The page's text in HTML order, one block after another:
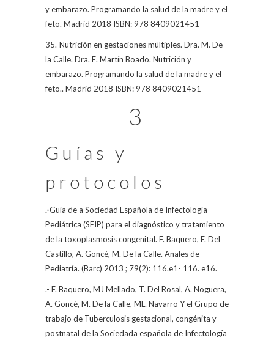
y embarazo. Programando la salud de la madre y el
feto. Madrid 2018 ISBN: 978 8409021451
35.-Nutrición en gestaciones múltiples. Dra. M. De
la Calle. Dra. E. Martín Boado. Nutrición y
embarazo. Programando la salud de la madre y el
feto.. Madrid 2018 ISBN: 978 8409021451
3
Guías y
protocolos
.-Guía de a Sociedad Española de Infectología
Pediátrica (SEIP) para el diagnóstico y tratamiento
de la toxoplasmosis congenital. F. Baquero, F. Del
Castillo, A. Goncé, M. De la Calle. Anales de
Pediatría. (Barc) 2013 ; 79(2): 116.e1- 116. e16.
.- F. Baquero, MJ Mellado, T. Del Rosal, A. Noguera,
A. Goncé, M. De la Calle, ML. Navarro Y el Grupo de
trabajo de Tuberculosis gestacional, congénita y
postnatal de la Sociedada española de Infectología